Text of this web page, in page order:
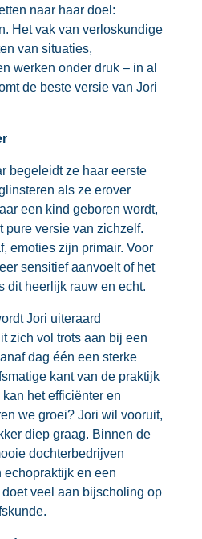
naar haar doel:
Het vak van verloskundige
van situaties,
werken onder druk – in al
de beste versie van Jori
begeleidt ze haar eerste
als ze erover
een kind geboren wordt,
pure versie van zichzelf.
emoties zijn primair. Voor
sensitief aanvoelt of het
dit heerlijk rauw en echt.
Jori uiteraard
zich vol trots aan bij een
dag één een sterke
kant van de praktijk
het efficiënter en
we groei? Jori wil vooruit,
diep graag. Binnen de
dochterbedrijven
en een
veel aan bijscholing op